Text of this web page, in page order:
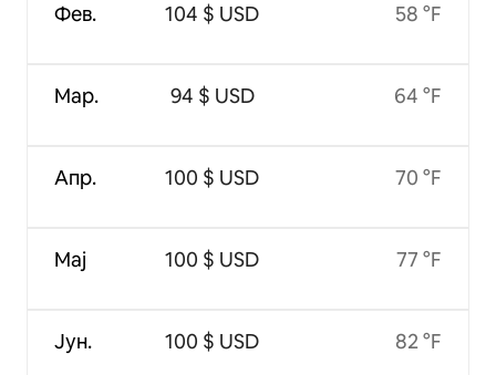
Фев.
Мар.
Апр.
Мај
Јун.
104 $ USD
94 $ USD
100 $ USD
100 $ USD
100 $ USD
58 °F
64 °F
70 °F
77 °F
82 °F